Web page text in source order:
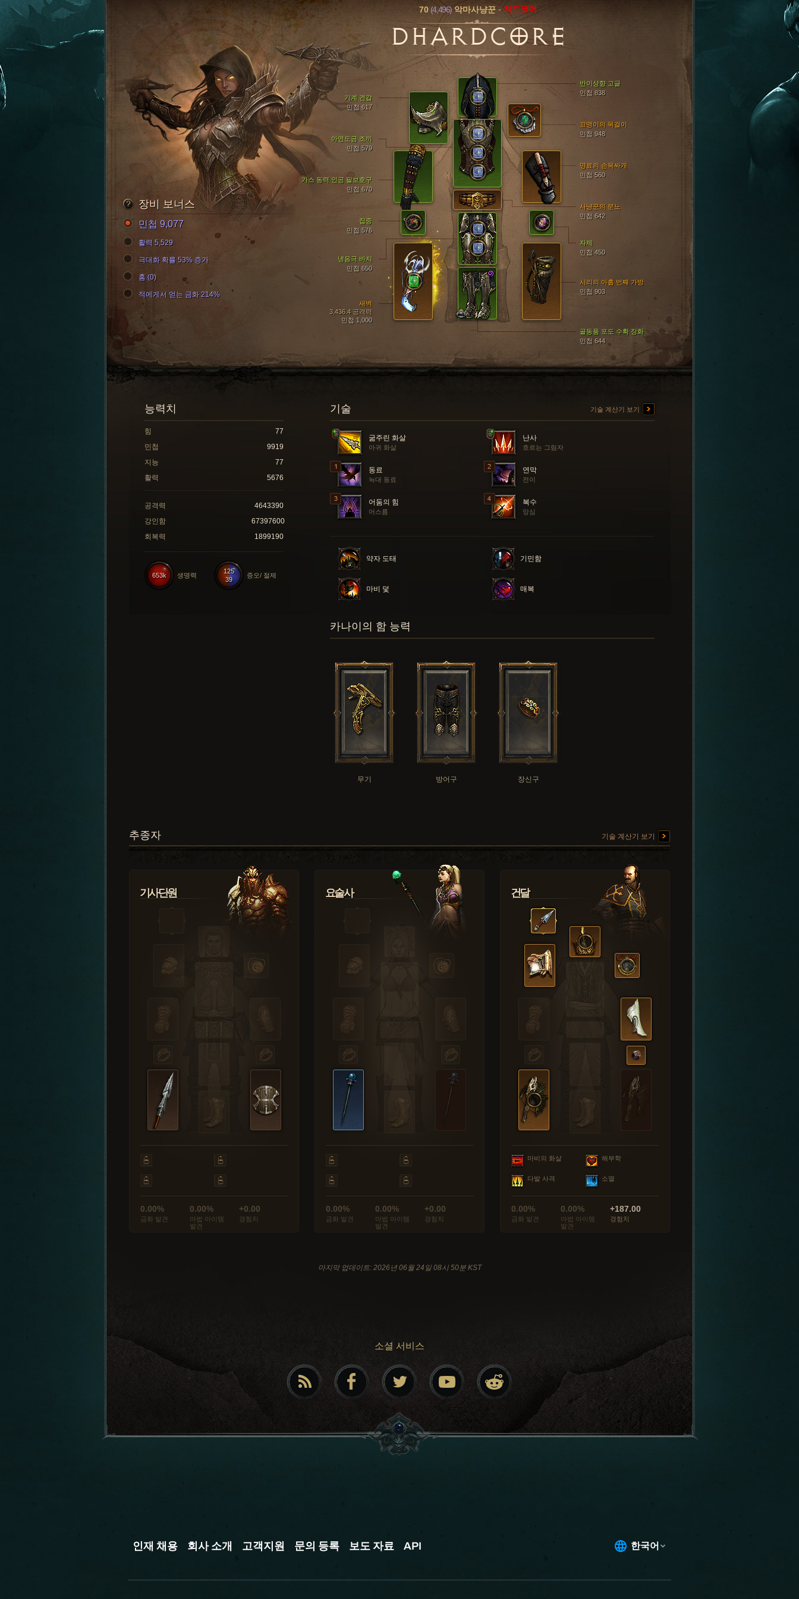
70 (4,496)악마사냥꾼 - 하드코어
DHARDCORE
반이상향 고글
민첩 838
아연도금 조끼
민첩 579
골동품 포도 수확 장화
민첩 644
가스 동력 인공 팔보호구
민첩 670
기계 견갑
민첩 617
냉음극 바지
민첩 650
명료의 손목싸개
민첩 560
새벽
3,436.4 공격력
민첩 1,000
시리의 아홉 번째 가방
민첩 903
사냥꾼의 분노
민첩 642
자제
민첩 450
집중
민첩 576
꼬맹이의 목걸이
민첩 948
장비 보너스
민첩 9,077
활력 5,529
극대화 확률 53% 증가
홈 (0)
적에게서 얻는 금화 214%
기술 기술 계산기 보기
굶주린 화살
아귀 화살
난사
흐르는 그림자
동료
늑대 동료
연막
전이
어둠의 힘
어스름
복수
앙심
약자 도태 기민함
마비 덫 매복
능력치
힘
77
민첩
9919
지능
77
활력
5676
공격력
4643390
강인함
67397600
회복력
1899190
125
39
증오/ 절제
653k 생명력
카나이의 함 능력
무기 방어구 장신구
추종자 기술 계산기 보기
기사단원
0.00%
금화 발견
0.00%
마법 아이템
발견
+0.00
경험치
요술사
0.00%
금화 발견
0.00%
마법 아이템
발견
+0.00
경험치
건달
마비의 화살 해부학
다발 사격 소멸
0.00%
금화 발견
0.00%
마법 아이템
발견
+187.00
경험치
마지막 업데이트: 2026년 06월 24일 08시 50분 KST
소셜 서비스